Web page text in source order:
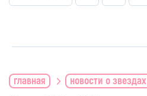
главная новости о звездах